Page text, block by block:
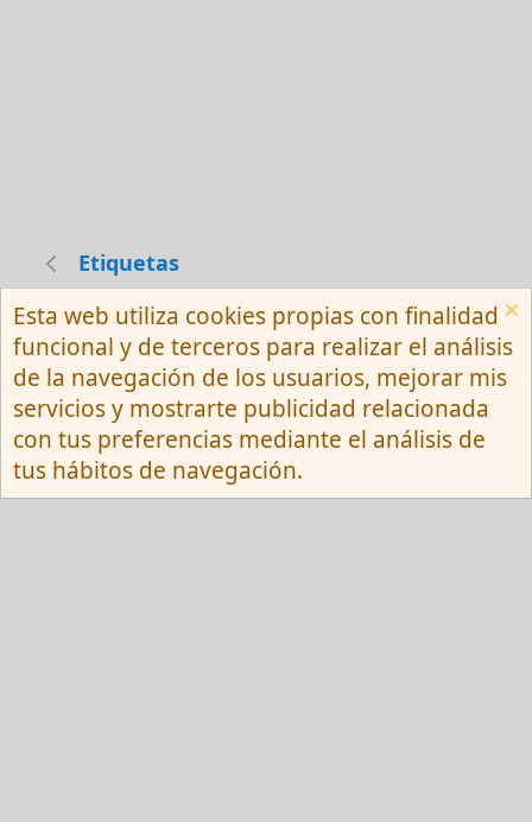
Etiquetas
Español (Neutro) Tu
Contactarnos
Términos y reglas
Privacy policy
Ayuda
R
S
S
Community platform by XenForo ® © 2010-
2026 XenForo Ltd.
Esta web utiliza cookies propias con finalidad
funcional y de terceros para realizar el análisis
de la navegación de los usuarios, mejorar mis
servicios y mostrarte publicidad relacionada
con tus preferencias mediante el análisis de
tus hábitos de navegación.